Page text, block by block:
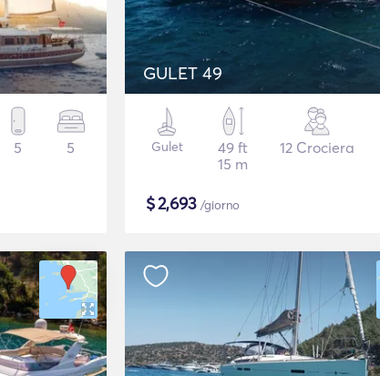
5 5
GULET 49
Gulet
49 ft
15 m
12 Crociera
$2,693 /giorno